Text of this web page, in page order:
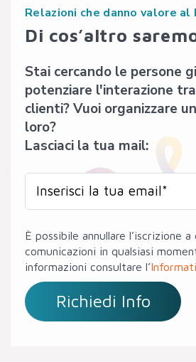
Relazioni che danno valore al
Di cos’altro
Stai cercando le persone
potenziare l'interazione
clienti? Vuoi organizzare
loro?
Lasciaci la tua mail:
È possibile annullare l’iscrizione
comunicazioni in qualsiasi
informazioni consultare l’